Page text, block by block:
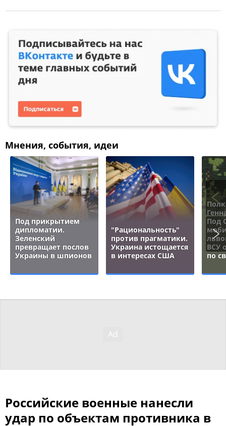
Мнения, события, идеи
Под прикрытием
дипломатии.
Зеленский
превращает послов
Украины в шпионов
"Рациональность"
против прагматики.
Украина истощается
в интересах США
Под
ВСУ
по
Российские военные нанесли
удар по объектам противника в